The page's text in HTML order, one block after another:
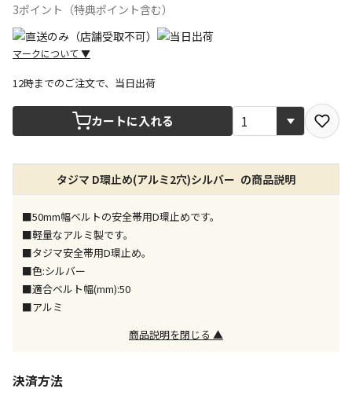
3ポイント（特典ポイント含む）
マークについて ▼
宅配や店舗受取を選択できる商品です
店舗のみで受取できる商品です（宅配便でのお届けが
できません）
※同時購入の商品は、全て同じ店舗での受取となりま
す
特定の店舗のみで受取ができる商品です（宅配便での
お届けができません）
※同時購入の商品は、全て同じ店舗での受取となりま
す
※ほか商品との同時購入はできません。お手数です
12時までのご注文で、当日出荷
カートに入れる
タジマ D環止め(アルミ2穴)シルバー の商品説明
■50mm幅ベルトの安全帯用D環止めです。
■軽量なアルミ製です。
■タジマ安全帯用D環止め。
■色:シルバー
■適合ベルト幅(mm):50
■アルミ
商品説明を閉じる ▲
決済方法